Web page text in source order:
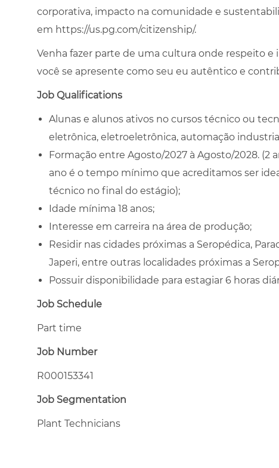
corporativa, impacto na comunidade e
em https://us.pg.com/citizenship/.
Venha fazer parte de uma cultura onde respeito
você se apresente como seu eu autêntico e
Job Qualifications
Alunas e alunos ativos no cursos técnico ou
eletrônica, eletroeletrônica, automação
Formação entre Agosto/2027 à Agosto/2028. (2
ano é o tempo mínimo que acreditamos ser
técnico no final do estágio);
Idade mínima 18 anos;
Interesse em carreira na área de produção;
Residir nas cidades próximas a Seropédica,
Japeri, entre outras localidades próximas a
Possuir disponibilidade para estagiar 6 horas
Job Schedule
Part time
Job Number
R000153341
Job Segmentation
Plant Technicians